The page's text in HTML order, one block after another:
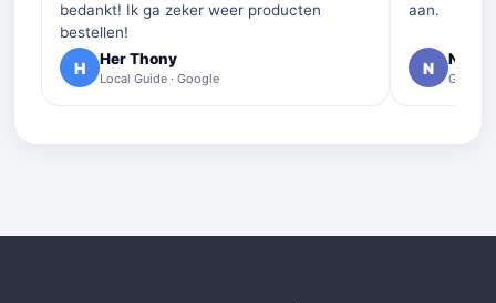
bedankt! Ik ga zeker weer producten
bestellen!
H Her Thony
Local Guide · Google
aan.
N Nelly
Google